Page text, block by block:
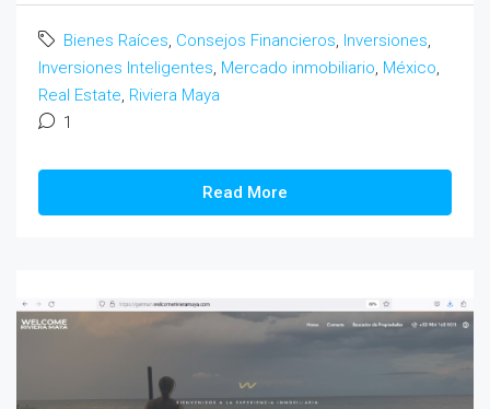
Bienes Raíces, Consejos Financieros, Inversiones,
Inversiones Inteligentes, Mercado inmobiliario, México,
Real Estate, Riviera Maya
1
Read More